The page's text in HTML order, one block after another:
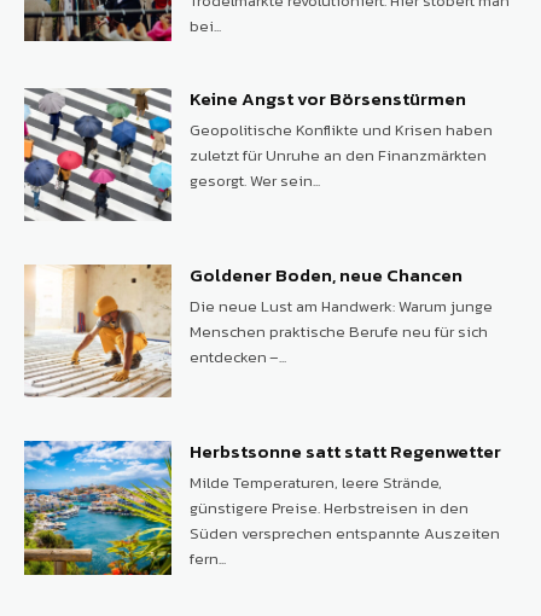
bei...
Keine Angst vor Börsenstürmen
Geopolitische Konflikte und Krisen haben
zuletzt für Unruhe an den Finanzmärkten
gesorgt. Wer sein...
Goldener Boden, neue Chancen
Die neue Lust am Handwerk: Warum junge
Menschen praktische Berufe neu für sich
entdecken –...
Herbstsonne satt statt Regenwetter
Milde Temperaturen, leere Strände,
günstigere Preise. Herbstreisen in den
Süden versprechen entspannte Auszeiten
fern...